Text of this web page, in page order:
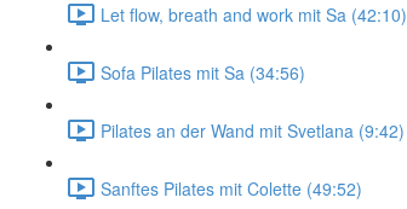
Let flow, breath and work mit Sa (42:10)
Sofa Pilates mit Sa (34:56)
Pilates an der Wand mit Svetlana (9:42)
Sanftes Pilates mit Colette (49:52)